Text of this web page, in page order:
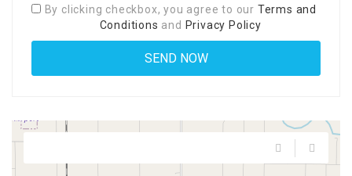
By clicking checkbox, you agree to our Terms and
Conditions and Privacy Policy